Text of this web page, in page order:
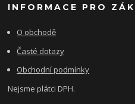
INFORMACE PRO
O obchodě
Časté dotazy
Obchodní podmínky
Nejsme plátci DPH.